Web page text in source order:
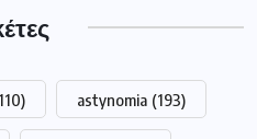
astynomia (193)